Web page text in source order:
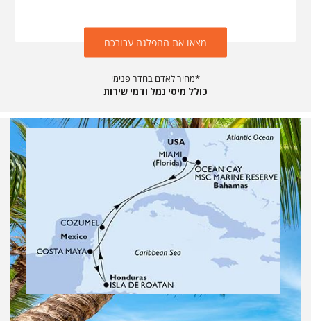
מצאו את ההפלגה עבורכם
מחיר לאדם בחדר פנימי*
כולל מיסי נמל ודמי שירות